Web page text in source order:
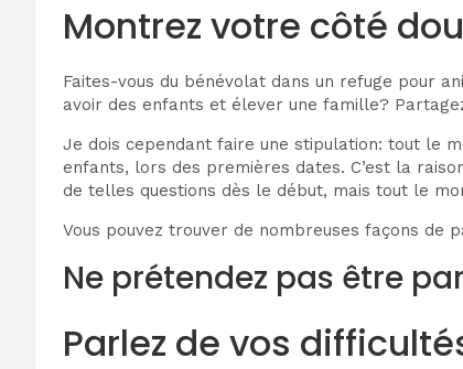
Montrez votre côté
Faites-vous du bénévolat dans un refuge pour
avoir des enfants et élever une famille?
Je dois cependant faire une stipulation: tout le
enfants, lors des premières dates. C’est la
de telles questions dès le début, mais tout le
Vous pouvez trouver de nombreuses façons de
Ne prétendez pas être
Parlez de vos